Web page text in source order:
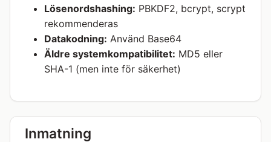
Lösenordshashing: PBKDF2, bcrypt, scrypt
rekommenderas
Datakodning: Använd Base64
Äldre systemkompatibilitet: MD5 eller
SHA-1 (men inte för säkerhet)
Inmatning